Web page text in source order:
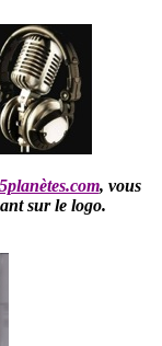
5planètes.com, vous
sur le logo.